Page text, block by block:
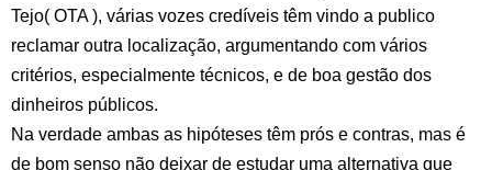
Tejo( OTA ), várias vozes credíveis têm vindo a publico
reclamar outra localização, argumentando com vários
critérios, especialmente técnicos, e de boa gestão dos
dinheiros públicos.
Na verdade ambas as hipóteses têm prós e contras, mas é
de bom senso não deixar de estudar uma alternativa que